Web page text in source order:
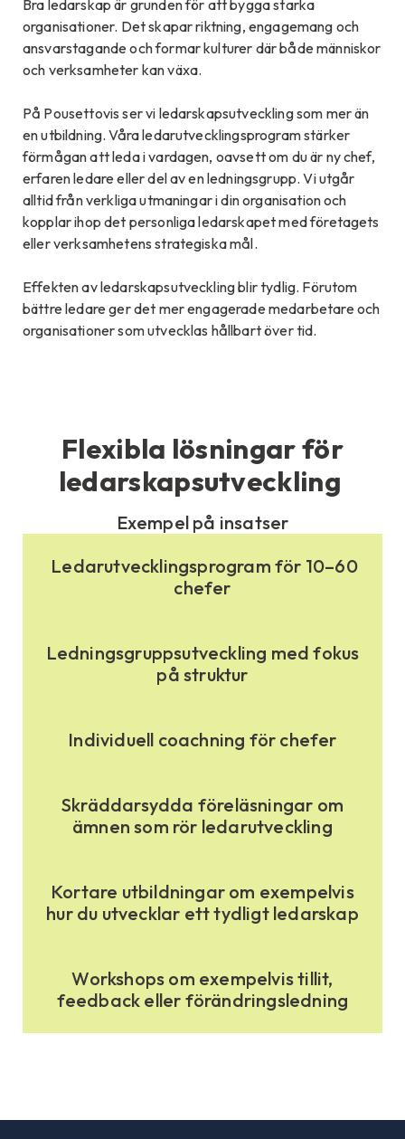
Bra ledarskap är grunden för att bygga starka
organisationer. Det skapar riktning, engagemang och
ansvarstagande och formar kulturer där både människor
och verksamheter kan växa.
På Pousettovis ser vi ledarskapsutveckling som mer än
en utbildning. Våra ledarutvecklingsprogram stärker
förmågan att leda i vardagen, oavsett om du är ny chef,
erfaren ledare eller del av en ledningsgrupp. Vi utgår
alltid från verkliga utmaningar i din organisation och
kopplar ihop det personliga ledarskapet med företagets
eller verksamhetens strategiska mål.
Effekten av ledarskapsutveckling blir tydlig. Förutom
bättre ledare ger det mer engagerade medarbetare och
organisationer som utvecklas hållbart över tid.
Flexibla lösningar för
ledarskapsutveckling
Exempel på insatser
Ledarutvecklingsprogram för 10–60
chefer
Ledningsgruppsutveckling med fokus
på struktur
Individuell coachning för chefer
Skräddarsydda föreläsningar om
ämnen som rör ledarutveckling
Kortare utbildningar om exempelvis
hur du utvecklar ett tydligt ledarskap
Workshops om exempelvis tillit,
feedback eller förändringsledning